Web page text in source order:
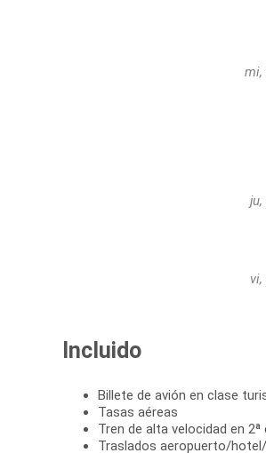
mi,
ju,
Incluido
Billete de avión en clase
Tasas aéreas
Tren de alta velocidad en
Traslados aeropuerto/